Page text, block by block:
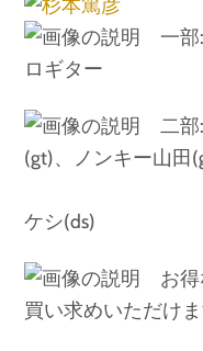
一部:
ロギター
二部
(gt)、ノンキー山田
ありま
ケシ(ds)
お得
買い求めいただけま